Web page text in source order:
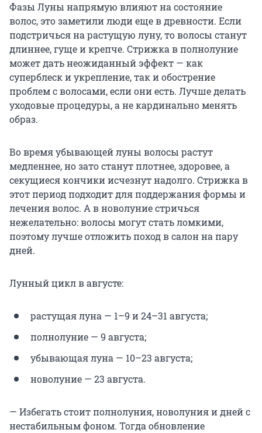
Фазы Луны напрямую влияют на состояние
волос, это заметили люди еще в древности. Если
подстричься на растущую луну, то волосы станут
длиннее, гуще и крепче. Стрижка в полнолуние
может дать неожиданный эффект — как
суперблеск и укрепление, так и обострение
проблем с волосами, если они есть. Лучше делать
уходовые процедуры, а не кардинально менять
образ.
Во время убывающей луны волосы растут
медленнее, но зато станут плотнее, здоровее, а
секущиеся кончики исчезнут надолго. Стрижка в
этот период подходит для поддержания формы и
лечения волос. А в новолуние стричься
нежелательно: волосы могут стать ломкими,
поэтому лучше отложить поход в салон на пару
дней.
Лунный цикл в августе:
растущая луна — 1–9 и 24–31 августа;
полнолуние — 9 августа;
убывающая луна — 10–23 августа;
новолуние — 23 августа.
— Избегать стоит полнолуния, новолуния и дней с
нестабильным фоном. Тогда обновление